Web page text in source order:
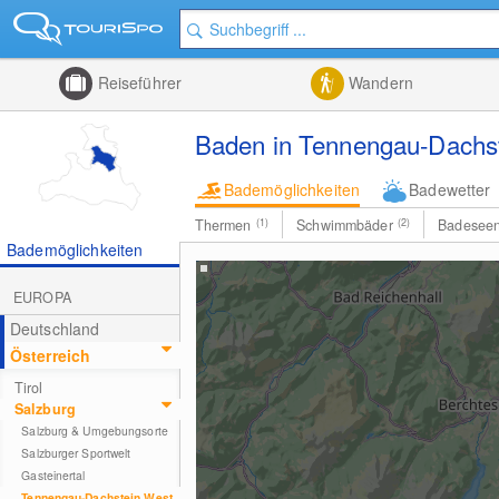
Reiseführer Wandern
Baden in Tennengau-
Bademöglichkeiten Badewetter
Thermen (1) Schwimmbäder (2)
Bademöglichkeiten
EUROPA
Deutschland
Österreich
Tirol
Salzburg
Salzburg & Umgebungsorte
Salzburger Sportwelt
Gasteinertal